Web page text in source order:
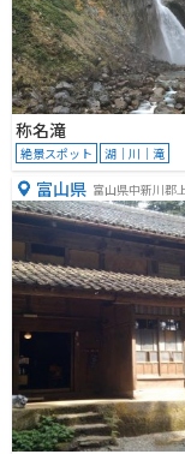
称名滝
絶景スポット 湖｜川｜滝
富山県 富山県中新川郡